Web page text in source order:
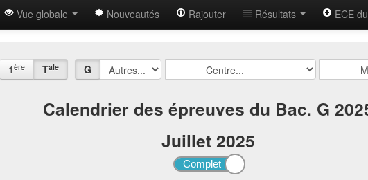
Vue globale Nouveautés Rajouter Résultats ECE
1 ère Tale G
Calendrier des épreuves du Bac. G
Juillet2025